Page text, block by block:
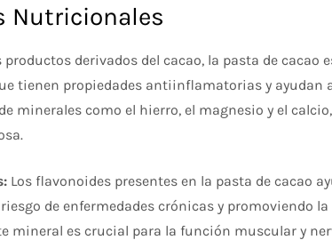
Nutricionales
productos derivados del cacao, la pasta de cacao
tienen propiedades antiinflamatorias y ayudan
minerales como el hierro, el magnesio y el
Los flavonoides presentes en la pasta de cacao
de enfermedades crónicas y promoviendo
mineral es crucial para la función muscular y